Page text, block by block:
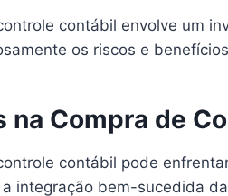
contábil envolve um
os riscos e
na Compra de
contábil pode
integração bem-sucedida